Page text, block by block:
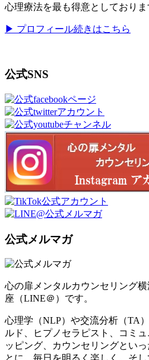
心理療法を最も得意としておりま
▶ プロフィール続きはこちら
公式SNS
公式メルマガ
心の扉メンタルカウンセリング
座（LINE＠）です。
心理学（NLP）や交流分析（TA
ルド、ヒプノセラピスト、コミ
ッピング、カウンセリングとい